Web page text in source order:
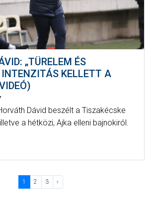
„TÜRELEM ÉS
INTENZITÁS KELLETT A
Dávid beszélt a Tiszakécske
a hétközi, Ajka elleni bajnokiról.
1 2 3 ›